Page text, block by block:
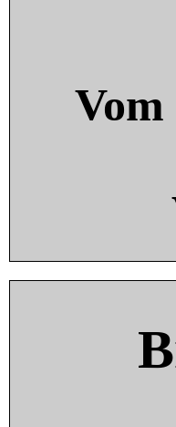
Vom